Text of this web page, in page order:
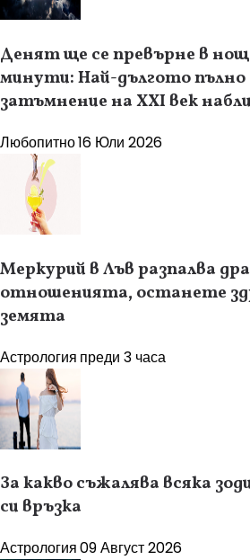
Денят ще се превърне в нощ
минути: Най-дългото пълно
затъмнение на XXI век
Любопитно16 Юли 2026
Меркурий в Лъв разпалва
отношенията, останете
земята
Астрология преди 3 часа
За какво съжалява всяка
си връзка
Астрология09 Август 2026